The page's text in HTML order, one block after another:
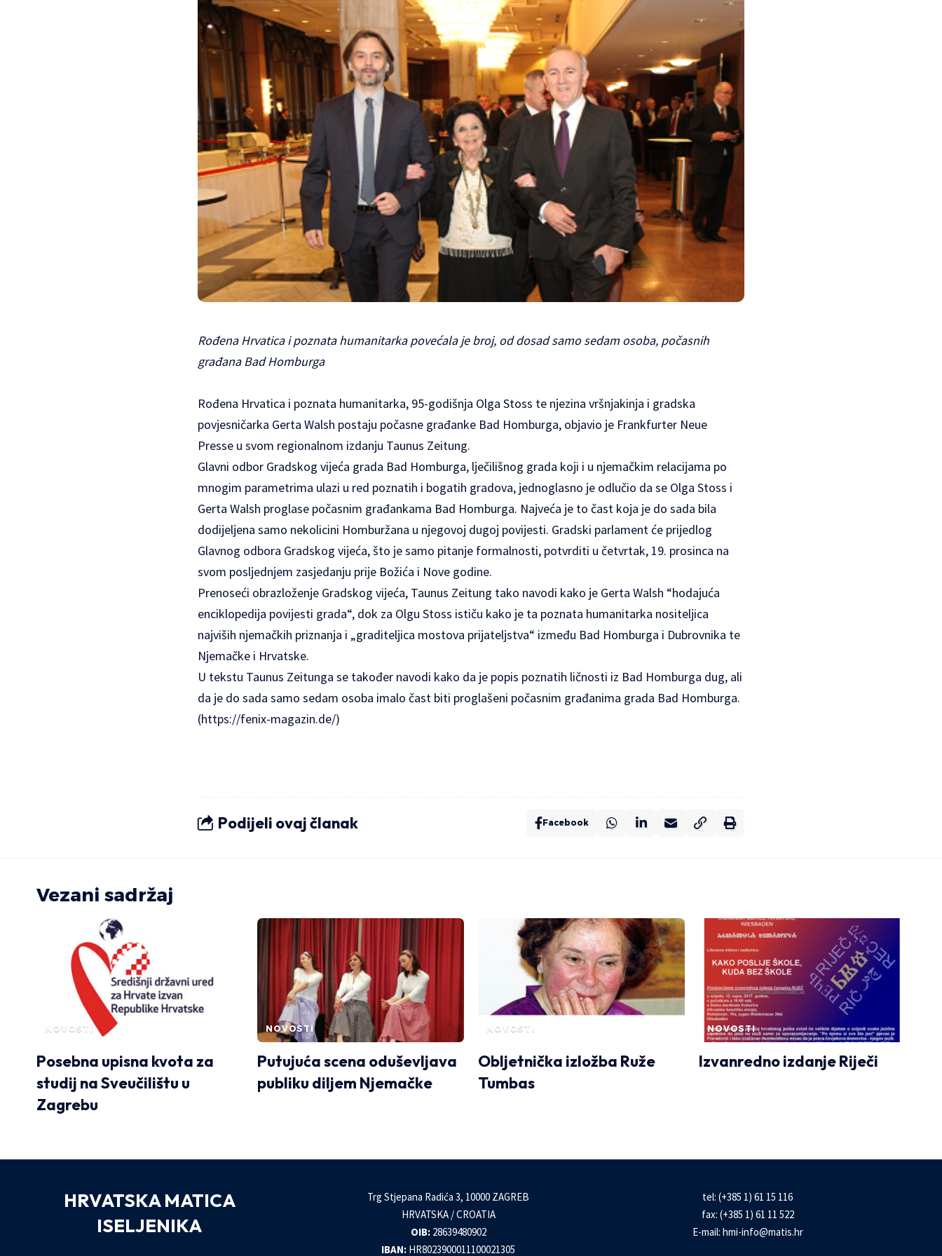
Rođena Hrvatica i poznata humanitarka povećala je broj, od dosad samo sedam osoba, počasnih
građana Bad Homburga
Rođena Hrvatica i poznata humanitarka, 95-godišnja Olga Stoss te njezina vršnjakinja i gradska
povjesničarka Gerta Walsh postaju počasne građanke Bad Homburga, objavio je Frankfurter Neue
Presse u svom regionalnom izdanju Taunus Zeitung.
Glavni odbor Gradskog vijeća grada Bad Homburga, lječilišnog grada koji i u njemačkim relacijama po
mnogim parametrima ulazi u red poznatih i bogatih gradova, jednoglasno je odlučio da se Olga Stoss i
Gerta Walsh proglase počasnim građankama Bad Homburga. Najveća je to čast koja je do sada bila
dodijeljena samo nekolicini Homburžana u njegovoj dugoj povijesti. Gradski parlament će prijedlog
Glavnog odbora Gradskog vijeća, što je samo pitanje formalnosti, potvrditi u četvrtak, 19. prosinca na
svom posljednjem zasjedanju prije Božića i Nove godine.
Prenoseći obrazloženje Gradskog vijeća, Taunus Zeitung tako navodi kako je Gerta Walsh “hodajuća
enciklopedija povijesti grada“, dok za Olgu Stoss ističu kako je ta poznata humanitarka nositeljica
najviših njemačkih priznanja i „graditeljica mostova prijateljstva“ između Bad Homburga i Dubrovnika te
Njemačke i Hrvatske.
U tekstu Taunus Zeitunga se također navodi kako da je popis poznatih ličnosti iz Bad Homburga dug, ali
da je do sada samo sedam osoba imalo čast biti proglašeni počasnim građanima grada Bad Homburga.
(https://fenix-magazin.de/)
Podijeli ovaj članak Facebook
Vezani sadržaj
NOVOSTI
Posebna upisna kvota za
studij na Sveučilištu u
Zagrebu
NOVOSTI
Putujuća scena oduševljava
publiku diljem Njemačke
NOVOSTI
Obljetnička izložba Ruže
Tumbas
NOVOSTI
Izvanredno izdanje Riječi
HRVATSKA MATICA
ISELJENIKA
Trg Stjepana Radića 3, 10000 ZAGREB
HRVATSKA / CROATIA
OIB:28639480902
IBAN: HR8023900011100021305
tel: (+385 1) 61 15 116
fax: (+385 1) 61 11 522
E-mail: hmi-info@matis.hr